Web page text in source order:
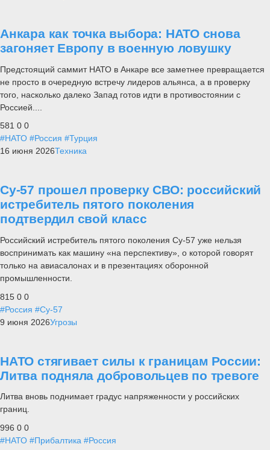
Анкара как точка выбора: НАТО снова
загоняет Европу в военную ловушку
Предстоящий саммит НАТО в Анкаре все заметнее превращается
не просто в очередную встречу лидеров альянса, а в проверку
того, насколько далеко Запад готов идти в противостоянии с
Россией....
581 0 0
#НАТО #Россия #Турция
16 июня 2026Техника
Су-57 прошел проверку СВО: российский
истребитель пятого поколения
подтвердил свой класс
Российский истребитель пятого поколения Су-57 уже нельзя
воспринимать как машину «на перспективу», о которой говорят
только на авиасалонах и в презентациях оборонной
промышленности.
815 0 0
#Россия #Су-57
9 июня 2026Угрозы
НАТО стягивает силы к границам России:
Литва подняла добровольцев по тревоге
Литва вновь поднимает градус напряженности у российских
границ.
996 0 0
#НАТО #Прибалтика #Россия